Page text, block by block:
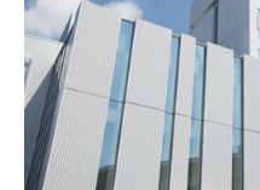
好きが集まる 比べて選べる
ビジネスと働き方のヒント
AI活用のいまが分かる
企業ITのトレンドを詳説